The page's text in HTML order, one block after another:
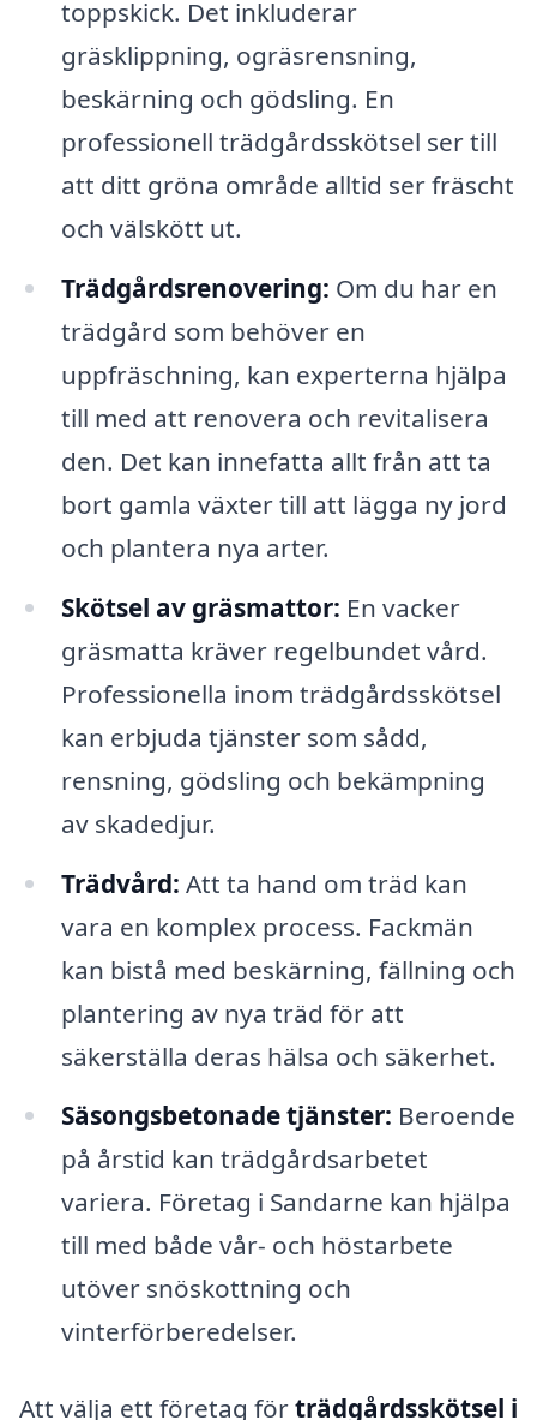
toppskick. Det inkluderar
gräsklippning, ogräsrensning,
beskärning och gödsling. En
professionell trädgårdsskötsel ser till
att ditt gröna område alltid ser fräscht
och välskött ut.
Trädgårdsrenovering: Om du har en
trädgård som behöver en
uppfräschning, kan experterna hjälpa
till med att renovera och revitalisera
den. Det kan innefatta allt från att ta
bort gamla växter till att lägga ny jord
och plantera nya arter.
Skötsel av gräsmattor: En vacker
gräsmatta kräver regelbundet vård.
Professionella inom trädgårdsskötsel
kan erbjuda tjänster som sådd,
rensning, gödsling och bekämpning
av skadedjur.
Trädvård: Att ta hand om träd kan
vara en komplex process. Fackmän
kan bistå med beskärning, fällning och
plantering av nya träd för att
säkerställa deras hälsa och säkerhet.
Säsongsbetonade tjänster: Beroende
på årstid kan trädgårdsarbetet
variera. Företag i Sandarne kan hjälpa
till med både vår- och höstarbete
utöver snöskottning och
vinterförberedelser.
Att välja ett företag förträdgårdsskötsel i